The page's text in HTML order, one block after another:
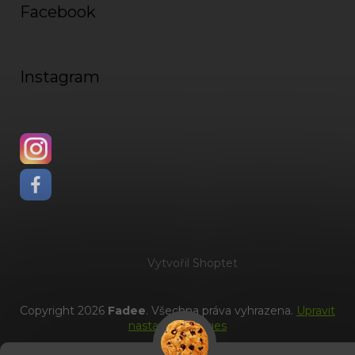
Facebook
Instagram
Vytvořil Shoptet
Copyright 2026 Fadee. Všechna práva vyhrazena. Upravit
nastavení cookies